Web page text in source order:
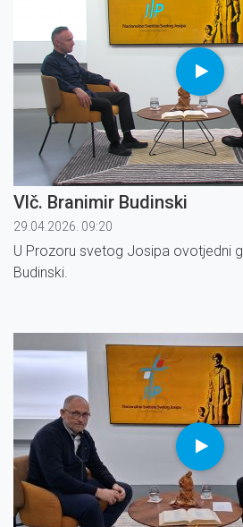
Vlč. Branimir Budinski
29.04.2026. 09:20
U Prozoru svetog Josipa ovotjedni
Budinski.